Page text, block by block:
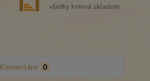
všetky krmivá skladom
Komentáre 0